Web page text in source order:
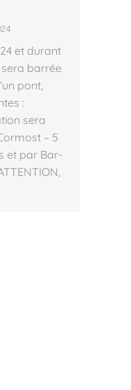
et durant
sera barrée
pont,
:
sera
– 5
et par Bar-